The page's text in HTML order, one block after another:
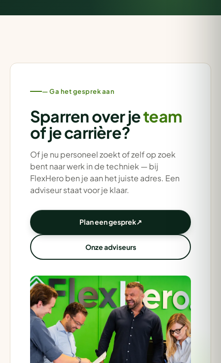
— Ga het gesprek aan
Sparren over jeteam
of je carrière?
Of je nu personeel zoekt of zelf op zoek
bent naar werk in de techniek — bij
FlexHero ben je aan het juiste adres. Een
adviseur staat voor je klaar.
Plan een gesprek↗
Onze adviseurs